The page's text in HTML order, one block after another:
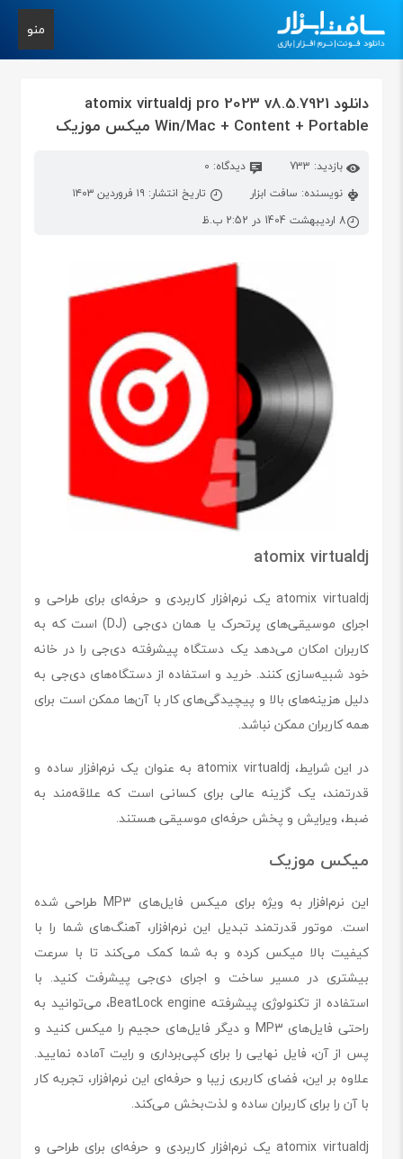
منو
دانلود atomix virtualdj pro 2023 v8.5.7921
Win/Mac + Content + Portable میکس موزیک
بازدید: 733
دیدگاه: 0
نویسنده: سافت ابزار
تاریخ انتشار: ۱۹ فروردین ۱۴۰۳
8 اردیبهشت 1404 در 2:52 ب.ظ
atomix virtualdj
atomix virtualdj یک نرم‌افزار کاربردی و حرفه‌ای برای طراحی و
اجرای موسیقی‌های پرتحرک یا همان دی‌جی (DJ) است که به
کاربران امکان می‌دهد یک دستگاه پیشرفته دی‌جی را در خانه
خود شبیه‌سازی کنند. خرید و استفاده از دستگاه‌های دی‌جی به
دلیل هزینه‌های بالا و پیچیدگی‌های کار با آن‌ها ممکن است برای
همه کاربران ممکن نباشد.
در این شرایط، atomix virtualdj به عنوان یک نرم‌افزار ساده و
قدرتمند، یک گزینه عالی برای کسانی است که علاقه‌مند به
ضبط، ویرایش و پخش حرفه‌ای موسیقی هستند.
میکس موزیک
این نرم‌افزار به ویژه برای میکس فایل‌های MP3 طراحی شده
است. موتور قدرتمند تبدیل این نرم‌افزار، آهنگ‌های شما را با
کیفیت بالا میکس کرده و به شما کمک می‌کند تا با سرعت
بیشتری در مسیر ساخت و اجرای دی‌جی پیشرفت کنید. با
استفاده از تکنولوژی پیشرفته BeatLock engine، می‌توانید به
راحتی فایل‌های MP3 و دیگر فایل‌های حجیم را میکس کنید و
پس از آن، فایل نهایی را برای کپی‌برداری و رایت آماده نمایید.
علاوه بر این، فضای کاربری زیبا و حرفه‌ای این نرم‌افزار، تجربه کار
با آن را برای کاربران ساده و لذت‌بخش می‌کند.
atomix virtualdj یک نرم‌افزار کاربردی و حرفه‌ای برای طراحی و